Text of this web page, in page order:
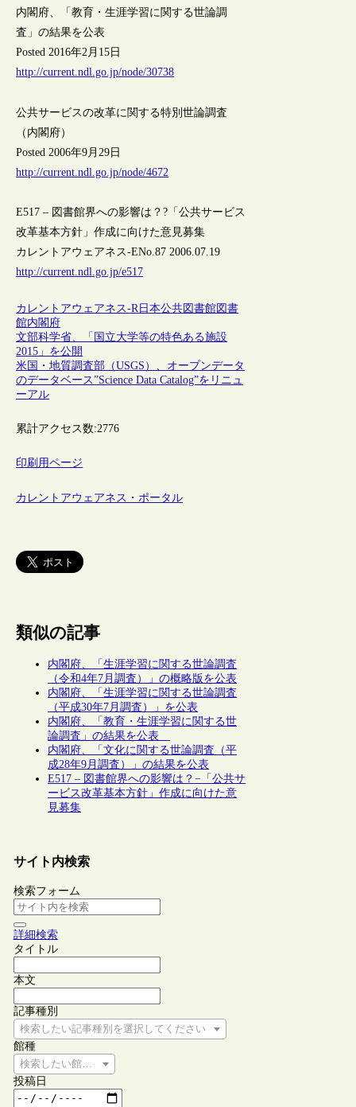
内閣府、「教育・生涯学習に関する世論調
査」の結果を公表
Posted 2016年2月15日
http://current.ndl.go.jp/node/30738
公共サービスの改革に関する特別世論調査
（内閣府）
Posted 2006年9月29日
http://current.ndl.go.jp/node/4672
E517 – 図書館界への影響は？?「公共サービス
改革基本方針」作成に向けた意見募集
カレントアウェアネス-ENo.87 2006.07.19
http://current.ndl.go.jp/e517
カレントアウェアネス-R 日本公共図書館図書
館内閣府
文部科学省、「国立大学等の特色ある施設
2015」を公開
米国・地質調査部（USGS）、オープンデータ
のデータベース”Science Data Catalog”をリニュ
ーアル
累計アクセス数:2776
印刷用ページ
カレントアウェアネス・ポータル
類似の記事
内閣府、「生涯学習に関する世論調査
（令和4年7月調査）」の概略版を公表
内閣府、「生涯学習に関する世論調査
（平成30年7月調査）」を公表
内閣府、「教育・生涯学習に関する世
論調査」の結果を公表
内閣府、「文化に関する世論調査（平
成28年9月調査）」の結果を公表
E517 – 図書館界への影響は？−「公共サ
ービス改革基本方針」作成に向けた意
見募集
サイト内検索
検索フォーム
詳細検索
タイトル
本文
記事種別
検索したい記事種別を選択してください
館種
検索したい館種を選択してください
投稿日